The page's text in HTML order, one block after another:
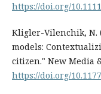
https://doi.org/
Kligler-Vilenchik, N.
models:
citizen." New Media
https://doi.org/